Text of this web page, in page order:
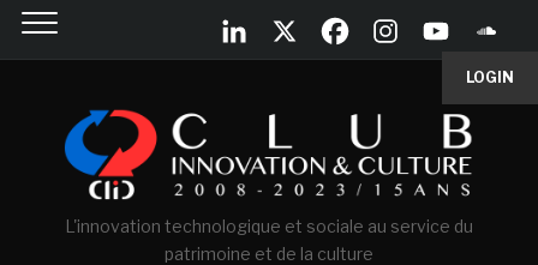
LOGIN
L'innovation technologique et sociale au service du
patrimoine et de la culture